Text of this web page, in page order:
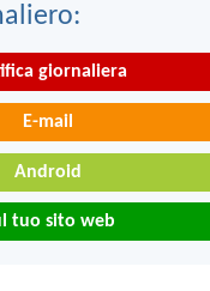
giornaliera
E-mail
Android
tuo sito web